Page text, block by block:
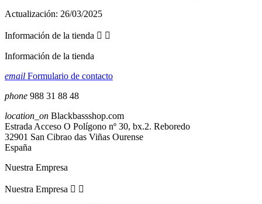
Actualización: 26/03/2025
Información de la tienda  
Información de la tienda
email Formulario de contacto
phone 988 31 88 48
location_on Blackbassshop.com
Estrada Acceso O Polígono nº 30, bx.2. Reboredo
32901 San Cibrao das Viñas Ourense
España
Nuestra Empresa
Nuestra Empresa  